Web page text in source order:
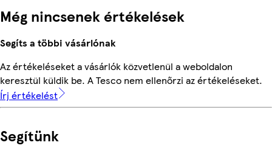
Még nincsenek értékelések
Segíts a többi vásárlónak
Az értékeléseket a vásárlók közvetlenül a weboldalon
keresztül küldik be. A Tesco nem ellenőrzi az értékeléseket.
Írj értékelést
Segítünk